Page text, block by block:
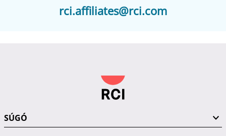
rci.affiliates@rci.com
SÚGÓ